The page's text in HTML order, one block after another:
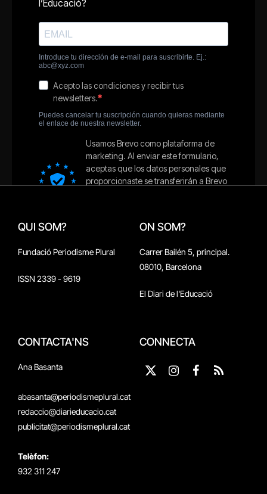
QUI SOM?
Fundació Periodisme Plural
ISSN 2339 - 9619
ON SOM?
Carrer Bailén 5, principal.
08010, Barcelona
El Diari de l'Educació
CONTACTA'NS
Ana Basanta
abasanta@periodismeplural.cat
redaccio@diarieducacio.cat
publicitat@periodismeplural.cat
Telèfon:
932 311 247
CONNECTA
X
Instagram
Facebook
RSS